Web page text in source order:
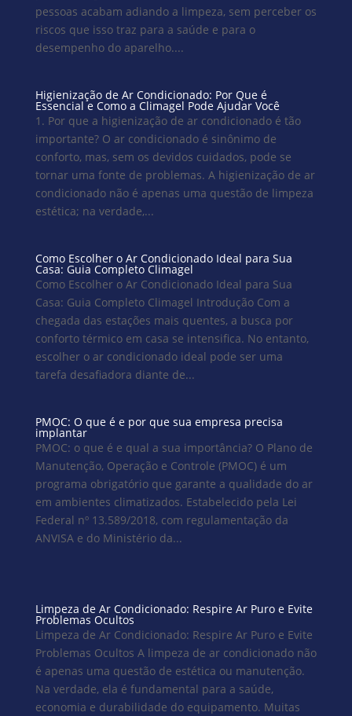
pessoas acabam adiando a limpeza, sem perceber os
riscos que isso traz para a saúde e para o
desempenho do aparelho....
Higienização de Ar Condicionado: Por Que é
Essencial e Como a Climagel Pode Ajudar Você
1. Por que a higienização de ar condicionado é tão
importante? O ar condicionado é sinônimo de
conforto, mas, sem os devidos cuidados, pode se
tornar uma fonte de problemas. A higienização de ar
condicionado não é apenas uma questão de limpeza
estética; na verdade,...
Como Escolher o Ar Condicionado Ideal para Sua
Casa: Guia Completo Climagel
Como Escolher o Ar Condicionado Ideal para Sua
Casa: Guia Completo Climagel Introdução Com a
chegada das estações mais quentes, a busca por
conforto térmico em casa se intensifica. No entanto,
escolher o ar condicionado ideal pode ser uma
tarefa desafiadora diante de...
PMOC: O que é e por que sua empresa precisa
implantar
PMOC: o que é e qual a sua importância? O Plano de
Manutenção, Operação e Controle (PMOC) é um
programa obrigatório que garante a qualidade do ar
em ambientes climatizados. Estabelecido pela Lei
Federal nº 13.589/2018, com regulamentação da
ANVISA e do Ministério da...
Limpeza de Ar Condicionado: Respire Ar Puro e Evite
Problemas Ocultos
Limpeza de Ar Condicionado: Respire Ar Puro e Evite
Problemas Ocultos A limpeza de ar condicionado não
é apenas uma questão de estética ou manutenção.
Na verdade, ela é fundamental para a saúde,
economia e durabilidade do equipamento. Muitas